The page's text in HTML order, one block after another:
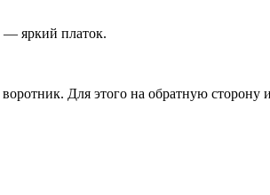
— яркий платок.
Для этого на обратную сторону